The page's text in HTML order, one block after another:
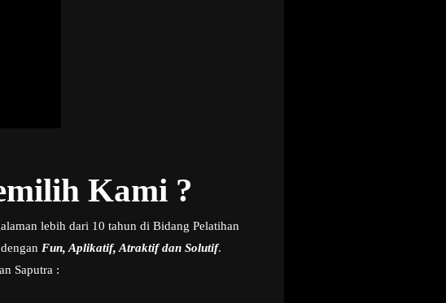
Kami ?
lebih dari 10 tahun di Bidang Pelatihan
Fun, Aplikatif, Atraktif dan Solutif.
Saputra :